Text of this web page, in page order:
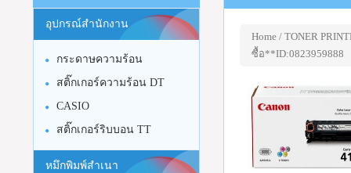
Home/ TONER
ซื้อ**ID:0823959888
อุปกรณ์สำนักงาน
กระดาษความร้อน
สติ๊กเกอร์ความร้อน DT
CASIO
สติ๊กเกอร์ริบบอน TT
หมึกพิมพ์สำเนา